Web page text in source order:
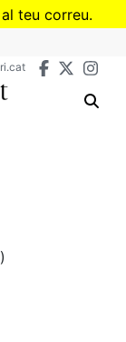
teu correu.